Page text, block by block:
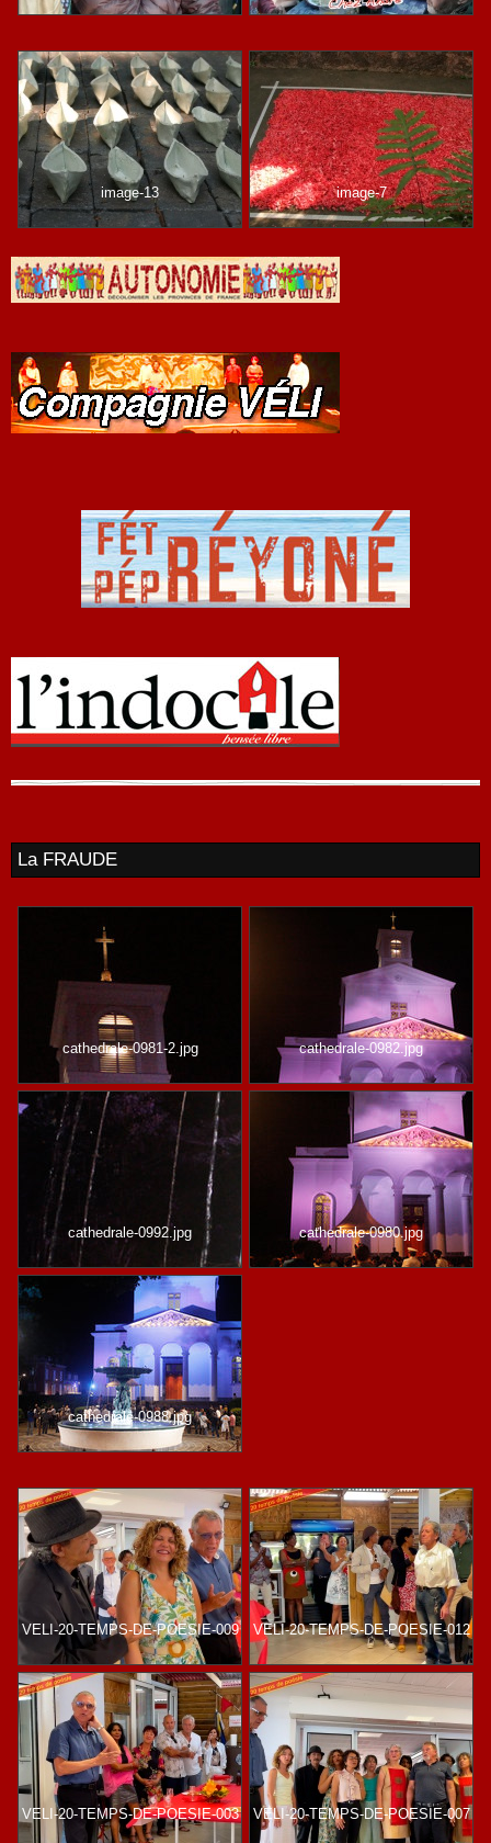
image-13 image-7
La FRAUDE
cathedrale-0981-2.jpg cathedrale-0982.jpg
cathedrale-0992.jpg cathedrale-0980.jpg
cathedrale-0988.jpg
VELI-20-TEMPS-DE-POESIE-009 VELI-20-TEMPS-DE-POESIE-012
VELI-20-TEMPS-DE-POESIE-003 VELI-20-TEMPS-DE-POESIE-007